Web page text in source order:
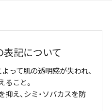
記について
って肌の透明感が失われ、
ること。
え、シミ・ソバカスを防